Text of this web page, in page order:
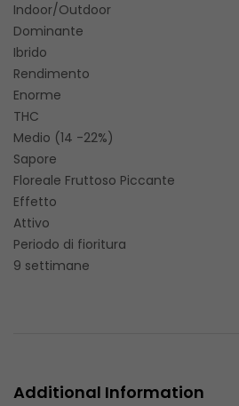
Indoor/Outdoor
Dominante
Ibrido
Rendimento
Enorme
THC
Medio (14 -22%)
Sapore
Floreale Fruttoso Piccante
Effetto
Attivo
Periodo di fioritura
9 settimane
Additional Information